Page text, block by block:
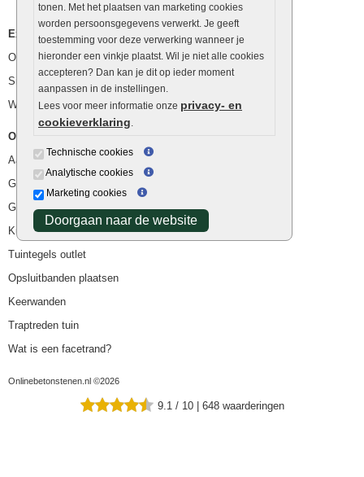
tonen. Met het plaatsen van marketing cookies
worden persoonsgegevens verwerkt. Je geeft
toestemming voor deze verwerking wanneer je
hieronder een vinkje plaatst. Wil je niet alle cookies
accepteren? Dan kan je dit op ieder moment
aanpassen in de instellingen.
Lees voor meer informatie onze privacy- en
cookieverklaring.
Technische cookies
Analytische cookies
Marketing cookies
Doorgaan naar de website
Extra benodigdheden
Ophoogzand
Siergrind en siersplit
Waterafvoer
Overig
Aanbiedingen
Goedkope bestrating
Goedkope tuintegels
Kunstgras
Tuintegels outlet
Opsluitbanden plaatsen
Keerwanden
Traptreden tuin
Wat is een facetrand?
Onlinebetonstenen.nl ©2026
9.1 / 10 | 648 waarderingen